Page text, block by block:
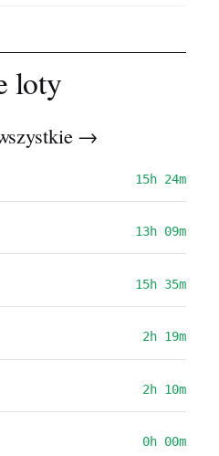
loty
→
15h 24m
13h 09m
15h 35m
2h 19m
2h 10m
0h 00m